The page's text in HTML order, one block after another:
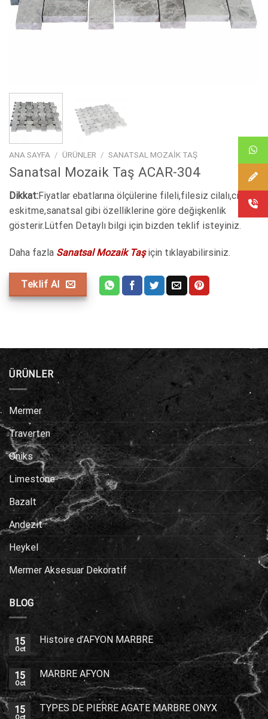
ANA SAYFA / ÜRÜNLER / SANATSAL MOZAIK TAŞ
Sanatsal Mozaik Taş ACAR-304
Dikkat:Fiyatlar ebatlarına ölçülerine fileli,filesiz cilalı,cilasız
eskitme,sanatsal gibi özelliklerine göre değişkenlik
gösterir.Lütfen Detaylı bilgi için bizden teklif isteyiniz.
Daha fazla Sanatsal Mozaik Taşiçin tıklayabilirsiniz.
Teklif Al
ÜRÜNLER
Mermer
Traverten
Oniks
Limestone
Bazalt
Andezit
Heykel
Mermer Aksesuar Dekoratif
BLOG
15
Oct
Histoire d’AFYON MARBRE
15
Oct
MARBRE AFYON
15 TYPES DE PIERRE AGATE MARBRE ONYX